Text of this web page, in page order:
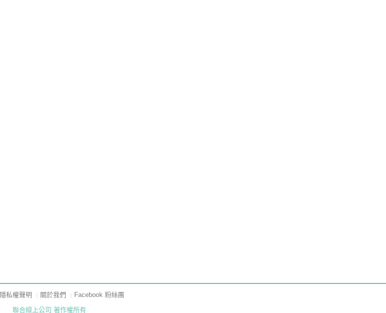
隱私權聲明 關於我們
Facebook 粉絲團
聯合線上公司 著作權所有